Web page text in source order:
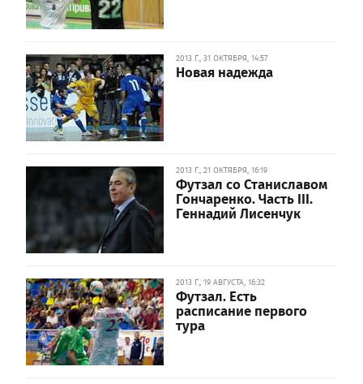
2013 Г., 31 ОКТЯБРЯ, 14:57
Новая надежда
2013 Г., 21 ОКТЯБРЯ, 16:19
Футзал со Станиславом
Гончаренко. Часть III.
Геннадий Лисенчук
2013 Г., 19 АВГУСТА, 16:32
Футзал. Есть
расписание первого
тура